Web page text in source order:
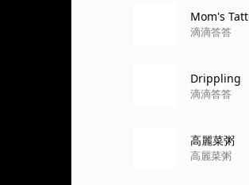
Mom's
滴滴答答
Drippling
滴滴答答
高麗菜粥
高麗菜粥